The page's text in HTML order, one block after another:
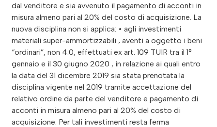
dal venditore e sia avvenuto il pagamento di acconti in
misura almeno pari al 20% del costo di acquisizione. La
nuova disciplina non si applica: • agli investimenti
materiali super-ammortizzabili , aventi a oggetto i beni
“ordinari”, non 4.0, effettuati ex art. 109 TUIR tra il 1°
gennaio e il 30 giugno 2020 , in relazione ai quali entro
la data del 31 dicembre 2019 sia stata prenotata la
disciplina vigente nel 2019 tramite accettazione del
relativo ordine da parte del venditore e pagamento di
acconti in misura almeno pari al 20% del costo di
acquisizione. Per tali investimenti resta ferma